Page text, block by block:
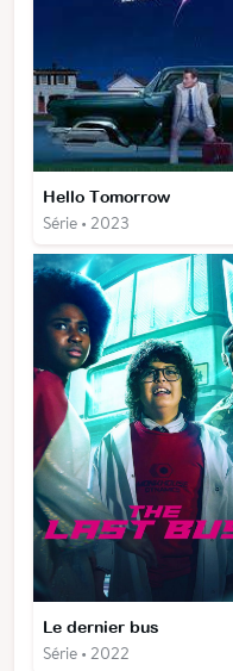
Hello Tomorrow
Série • 2023
Le dernier bus
Série • 2022